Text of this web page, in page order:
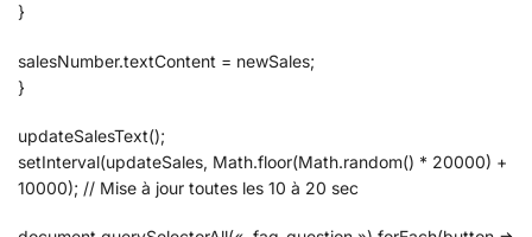
}
salesNumber.textContent = newSales;
}
updateSalesText();
setInterval(updateSales, Math.floor(Math.random() * 20000) +
10000); // Mise à jour toutes les 10 à 20 sec